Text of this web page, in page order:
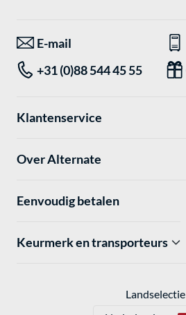
E-mail
+31 (0)88 544 45 55
Klantenservice
Over Alternate
Eenvoudig betalen
Keurmerk en transporteurs
Landselectie